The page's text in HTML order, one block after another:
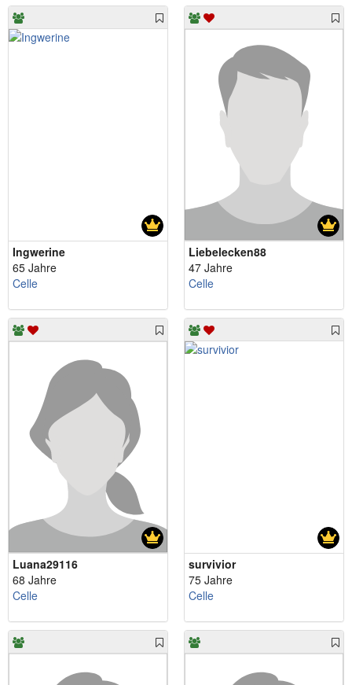
Ingwerine
65 Jahre
Celle
Liebelecken88
47 Jahre
Celle
Luana29116
68 Jahre
Celle
survivior
75 Jahre
Celle